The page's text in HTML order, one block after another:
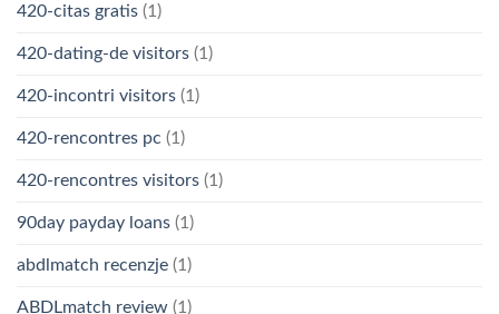
420-citas gratis (1)
420-dating-de visitors (1)
420-incontri visitors (1)
420-rencontres pc (1)
420-rencontres visitors (1)
90day payday loans (1)
abdlmatch recenzje (1)
ABDLmatch review (1)